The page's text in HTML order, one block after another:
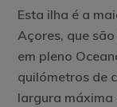
Esta ilha é a
Açores, que
em pleno
quilómetros de
largura máxima